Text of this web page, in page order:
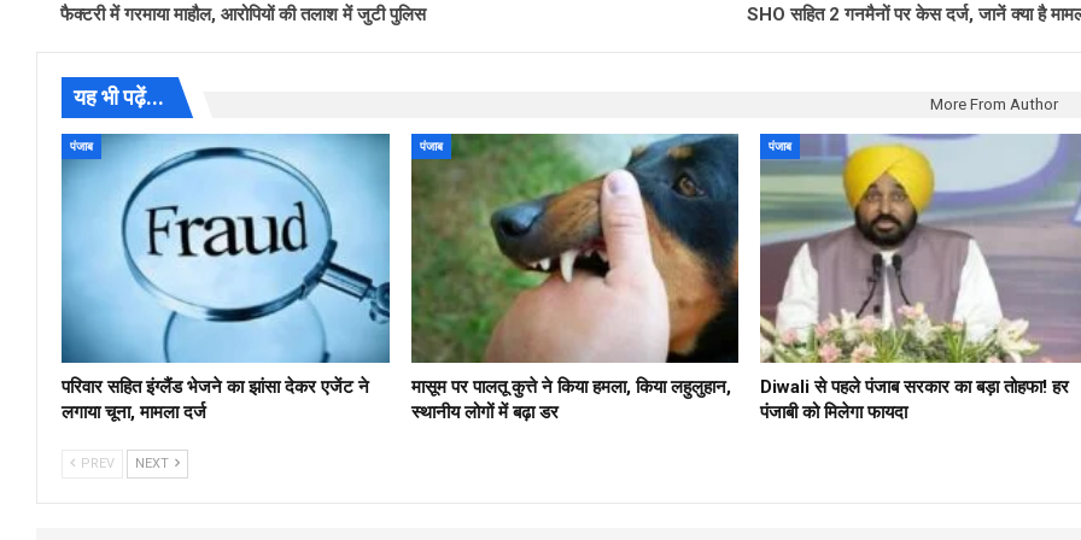
फैक्टरी में गरमाया माहौल, आरोपियों की तलाश में जुटी पुलिस SHO सहित 2 गनमैनों पर केस दर्ज, जानें क्या है
यह भी पढ़ें... More From Author
पंजाब
परिवार सहित इंग्लैंड भेजने का झांसा देकर एजेंट ने
लगाया चूना, मामला दर्ज
पंजाब
मासूम पर पालतू कुत्ते ने किया हमला, किया लहुलुहान,
स्थानीय लोगों में बढ़ा डर
पंजाब
Diwali से पहले पंजाब सरकार का बड़ा तोहफा! हर
पंजाबी को मिलेगा फायदा
PREV NEXT